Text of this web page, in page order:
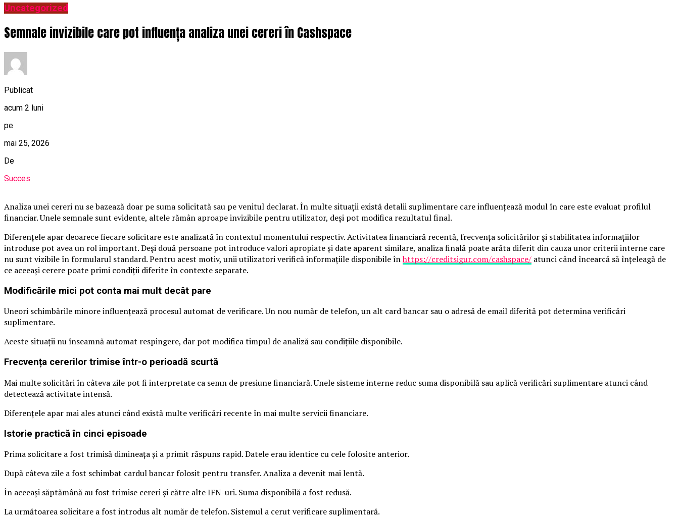
Uncategorized
Semnale invizibile care pot influența analiza unei cereri în Cashspace
Publicat
acum 2 luni
pe
mai 25, 2026
De
Succes
Analiza unei cereri nu se bazează doar pe suma solicitată sau pe venitul declarat. În multe situații există detalii suplimentare care influențează modul în care este evaluat profilul
financiar. Unele semnale sunt evidente, altele rămân aproape invizibile pentru utilizator, deși pot modifica rezultatul final.
Diferențele apar deoarece fiecare solicitare este analizată în contextul momentului respectiv. Activitatea financiară recentă, frecvența solicitărilor și stabilitatea informațiilor
introduse pot avea un rol important. Deși două persoane pot introduce valori apropiate și date aparent similare, analiza finală poate arăta diferit din cauza unor criterii interne care
nu sunt vizibile în formularul standard. Pentru acest motiv, unii utilizatori verifică informațiile disponibile înhttps://creditsigur.com/cashspace/ atunci când încearcă să înțeleagă de
ce aceeași cerere poate primi condiții diferite în contexte separate.
Modificările mici pot conta mai mult decât pare
Uneori schimbările minore influențează procesul automat de verificare. Un nou număr de telefon, un alt card bancar sau o adresă de email diferită pot determina verificări
suplimentare.
Aceste situații nu înseamnă automat respingere, dar pot modifica timpul de analiză sau condițiile disponibile.
Frecvența cererilor trimise într-o perioadă scurtă
Mai multe solicitări în câteva zile pot fi interpretate ca semn de presiune financiară. Unele sisteme interne reduc suma disponibilă sau aplică verificări suplimentare atunci când
detectează activitate intensă.
Diferențele apar mai ales atunci când există multe verificări recente în mai multe servicii financiare.
Istorie practică în cinci episoade
Prima solicitare a fost trimisă dimineața și a primit răspuns rapid. Datele erau identice cu cele folosite anterior.
După câteva zile a fost schimbat cardul bancar folosit pentru transfer. Analiza a devenit mai lentă.
În aceeași săptămână au fost trimise cereri și către alte IFN-uri. Suma disponibilă a fost redusă.
La următoarea solicitare a fost introdus alt număr de telefon. Sistemul a cerut verificare suplimentară.